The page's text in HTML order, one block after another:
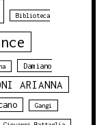
Biblioteca
Damiano
ARIANNA
Gangi